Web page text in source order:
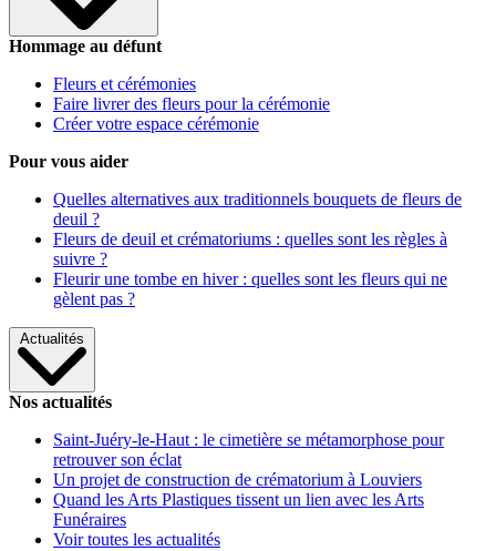
Hommage au défunt
Fleurs et cérémonies
Faire livrer des fleurs pour la cérémonie
Créer votre espace cérémonie
Pour vous aider
Quelles alternatives aux traditionnels bouquets de fleurs de
deuil ?
Fleurs de deuil et crématoriums : quelles sont les règles à
suivre ?
Fleurir une tombe en hiver : quelles sont les fleurs qui ne
gèlent pas ?
Actualités
Nos actualités
Saint-Juéry-le-Haut : le cimetière se métamorphose pour
retrouver son éclat
Un projet de construction de crématorium à Louviers
Quand les Arts Plastiques tissent un lien avec les Arts
Funéraires
Voir toutes les actualités